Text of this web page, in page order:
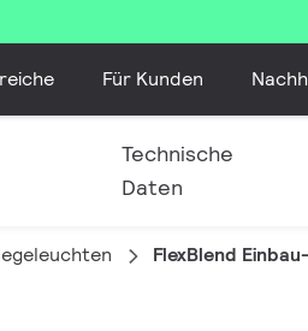
Für Kunden
Technische
Daten
FlexBlend